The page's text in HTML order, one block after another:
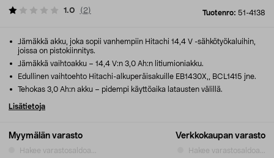
Tuotenro: 51-4138
1.0 ( 2)
Myymälän varasto
Hakee varastosaldoa...
Verkkokaupan varasto
Hakee varastosaldoa...
Jämäkkä akku, joka sopii vanhempiin Hitachi 14,4 V -sähkötyökaluihin,
joissa on pistokiinnitys.
Jämäkkä vaihtoakku – 14,4 V:n 3,0 Ah:n litiumioniakku.
Edullinen vaihtoehto Hitachi-alkuperäisakuille EB1430X,, BCL1415 jne.
Tehokas 3,0 Ah:n akku – pidempi käyttöaika latausten välillä.
Lisätietoja